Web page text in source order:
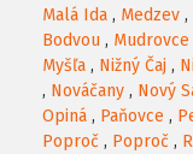
Malá Ida , Medzev ,
Bodvou , Mudrovce
Myšľa , Nižný Čaj ,
, Nováčany , Nový
Opiná , Paňovce ,
Poproč , Poproč ,